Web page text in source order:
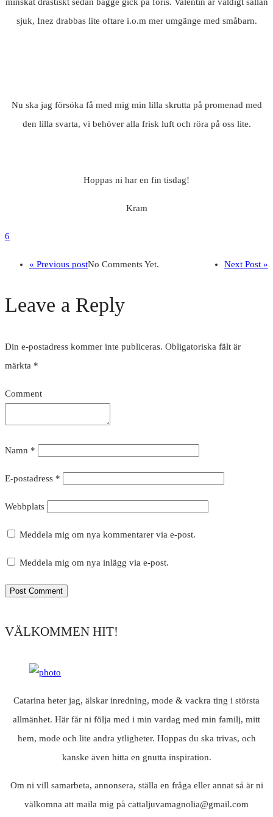
minskat drastiskt sedan bägge gick på föris. Valentin är väldigt sällan
sjuk, Inez drabbas lite oftare i.o.m mer umgänge med småbarn.
Nu ska jag försöka få med mig min lilla skrutta på promenad med
den lilla svarta, vi behöver alla frisk luft och röra på oss lite.
Hoppas ni har en fin tisdag!
Kram
6
« Previous post Next Post »
No Comments Yet.
Leave a Reply
Din e-postadress kommer inte publiceras. Obligatoriska fält är
märkta *
Comment
Namn *
E-postadress *
Webbplats
Meddela mig om nya kommentarer via e-post.
Meddela mig om nya inlägg via e-post.
VÄLKOMMEN HIT!
Catarina heter jag, älskar inredning, mode & vackra ting i största
allmänhet. Här får ni följa med i min vardag med min familj, mitt
hem, mode och lite andra ytligheter. Hoppas du ska trivas, och
kanske även hitta en gnutta inspiration.
Om ni vill samarbeta, annonsera, ställa en fråga eller annat så är ni
välkomna att maila mig på cattaljuvamagnolia@gmail.com